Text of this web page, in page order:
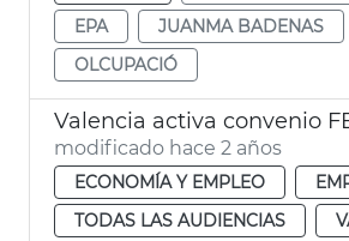
EPA
JUANMA BADENAS
OLCUPACIÓ
modificado hace 2 años
ECONOMÍA Y EMPLEO
TODAS LAS AUDIENCIAS